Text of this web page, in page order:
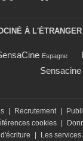
À L'ÉTRANGER
Espagne
Recrutement
cookies
Les